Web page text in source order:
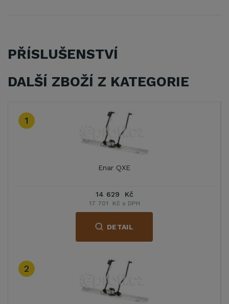
PŘÍSLUŠENSTVÍ
DALŠÍ ZBOŽÍ Z KATEGORIE
1
Enar QXE
14 629 Kč
17 701 Kč s DPH
DETAIL
2